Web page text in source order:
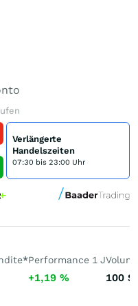
Verlängerte
Handelszeiten
07:30 bis 23:00 Uhr
*Performance 1 J
+1,19 % 100